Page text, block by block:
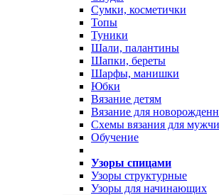
Сумки, косметички
Топы
Туники
Шали, палантины
Шапки, береты
Шарфы, манишки
Юбки
Вязание детям
Вязание для
Схемы вязания для
Обучение
Узоры спицами
Узоры структурные
Узоры для начинающих